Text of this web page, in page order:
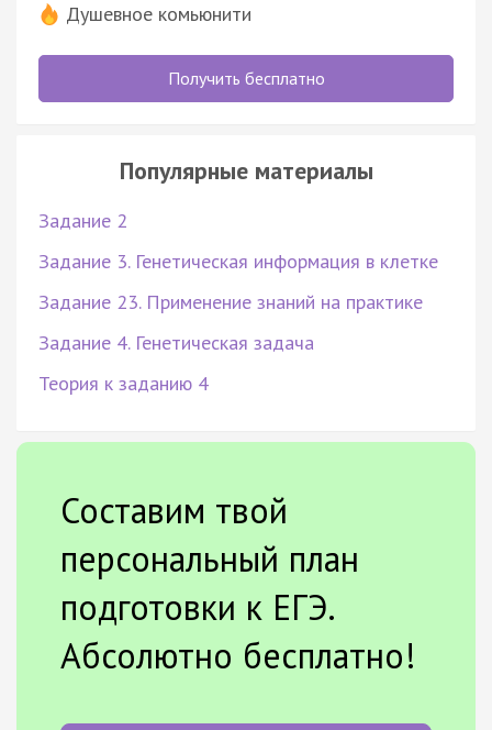
Душевное комьюнити
Получить бесплатно
Популярные материалы
Задание 2
Задание 3. Генетическая информация в клетке
Задание 23. Применение знаний на практике
Задание 4. Генетическая задача
Теория к заданию 4
Составим твой
персональный план
подготовки к ЕГЭ.
Абсолютно бесплатно!